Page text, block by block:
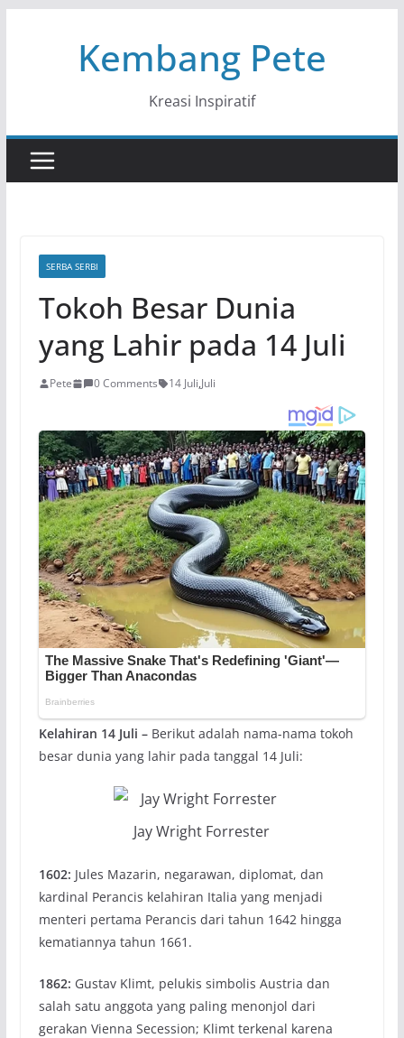
Kembang Pete
Kreasi Inspiratif
SERBA SERBI
Tokoh Besar Dunia
yang Lahir pada 14 Juli
Pete 0 Comments 14 Juli,Juli
Kelahiran 14 Juli –Berikut adalah nama-nama tokoh
besar dunia yang lahir pada tanggal 14 Juli:
Jay Wright Forrester
1602: Jules Mazarin, negarawan, diplomat, dan
kardinal Perancis kelahiran Italia yang menjadi
menteri pertama Perancis dari tahun 1642 hingga
kematiannya tahun 1661.
1862: Gustav Klimt, pelukis simbolis Austria dan
salah satu anggota yang paling menonjol dari
gerakan Vienna Secession; Klimt terkenal karena